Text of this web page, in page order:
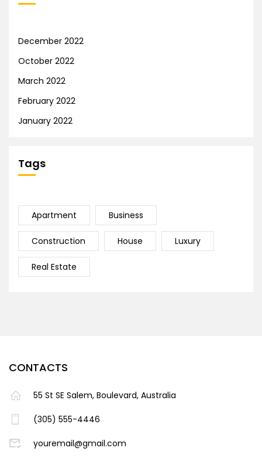
December 2022
October 2022
March 2022
February 2022
January 2022
Tags
Apartment Business
Construction House Luxury
Real Estate
CONTACTS
55 St SE Salem, Boulevard, Australia
(305) 555-4446
youremail@gmail.com